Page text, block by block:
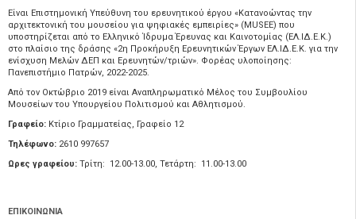
Είναι Επιστημονική Υπεύθυνη του ερευνητικού έργου «Κατανοώντας την
αρχιτεκτονική του μουσείου για ψηφιακές εμπειρίες» (MUSEE) που
υποστηρίζεται από το Ελληνικό Ίδρυμα Έρευνας και Καινοτομίας (ΕΛ.ΙΔ.Ε.Κ.)
στο πλαίσιο της δράσης «2η Προκήρυξη Ερευνητικών Έργων ΕΛ.ΙΔ.Ε.Κ. για την
ενίσχυση Mελών ΔΕΠ και Ερευνητών/τριών». Φορέας υλοποίησης:
Πανεπιστήμιο Πατρών, 2022-2025.
Από τον Οκτώβριο 2019 είναι Αναπληρωματικό Μέλος του Συμβουλίου
Μουσείων του Υπουργείου Πολιτισμού και Αθλητισμού.
Γραφείο: Κτίριο Γραμματείας, Γραφείο 12
Τηλέφωνο: 2610 997657
Ωρες γραφείου: Τρίτη: 12.00-13.00, Τετάρτη: 11.00-13.00
ΕΠΙΚΟΙΝΩΝΙΑ